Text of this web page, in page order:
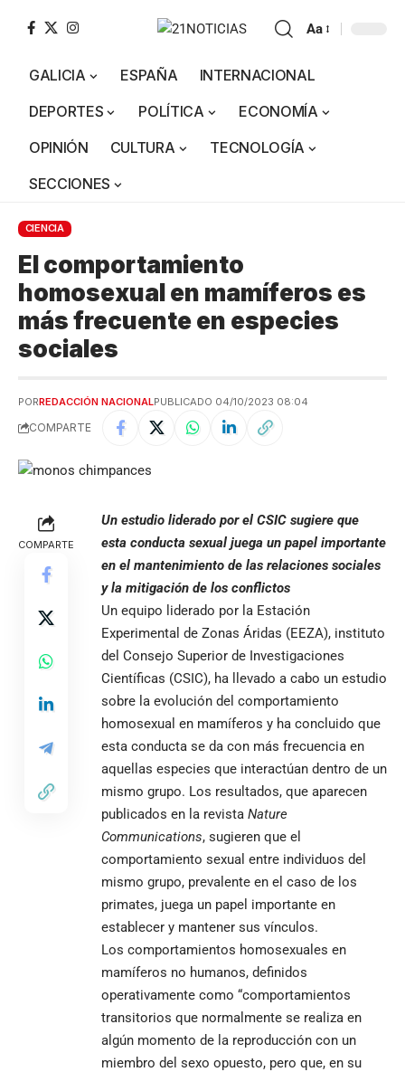
Aa
GALICIA ESPAÑA
INTERNACIONAL
DEPORTES
POLÍTICA
ECONOMÍA
OPINIÓN
CULTURA
TECNOLOGÍA
SECCIONES
CIENCIA
El comportamiento
homosexual en mamíferos es
más frecuente en especies
sociales
PORREDACCIÓN NACIONALPUBLICADO 04/10/2023 08:04
COMPARTE
COMPARTE
Un estudio liderado por el CSIC sugiere que
esta conducta sexual juega un papel importante
en el mantenimiento de las relaciones sociales
y la mitigación de los conflictos
Un equipo liderado por la Estación
Experimental de Zonas Áridas (EEZA), instituto
del Consejo Superior de Investigaciones
Científicas (CSIC), ha llevado a cabo un estudio
sobre la evolución del comportamiento
homosexual en mamíferos y ha concluido que
esta conducta se da con más frecuencia en
aquellas especies que interactúan dentro de un
mismo grupo. Los resultados, que aparecen
publicados en la revista Nature
Communications, sugieren que el
comportamiento sexual entre individuos del
mismo grupo, prevalente en el caso de los
primates, juega un papel importante en
establecer y mantener sus vínculos.
Los comportamientos homosexuales en
mamíferos no humanos, definidos
operativamente como “comportamientos
transitorios que normalmente se realiza en
algún momento de la reproducción con un
miembro del sexo opuesto, pero que, en su